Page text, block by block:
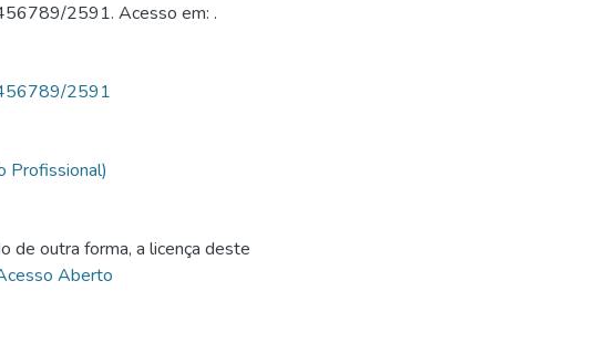
2591. Acesso em: .
2591
Profissional)
de outra forma, a licença deste
Aberto